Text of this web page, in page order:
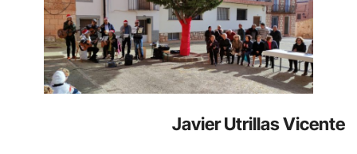
Javier Utrillas Vicente